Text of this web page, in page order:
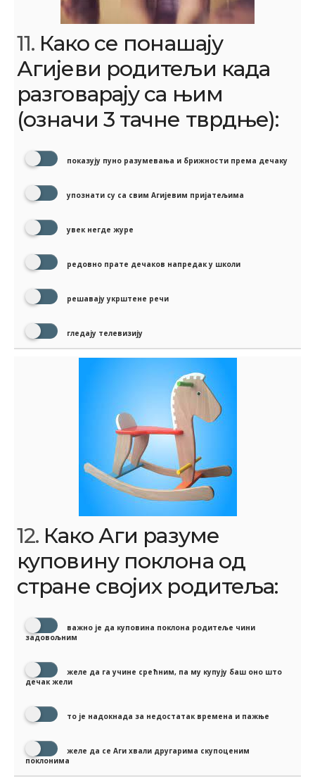
11. Како се понашају
Агијеви родитељи када
разговарају са њим
(означи 3 тачне тврдње):
показују пуно разумевања и брижности према дечаку
упознати су са свим Агијевим пријатељима
увек негде журе
редовно прате дечаков напредак у школи
решавају укрштене речи
гледају телевизију
12. Како Аги разуме
куповину поклона од
стране својих родитеља:
важно је да куповина поклона родитеље чини
задовољним
желе да га учине срећним, па му купују баш оно што
дечак жели
то је надокнада за недостатак времена и пажње
желе да се Аги хвали другарима скупоценим
поклонима